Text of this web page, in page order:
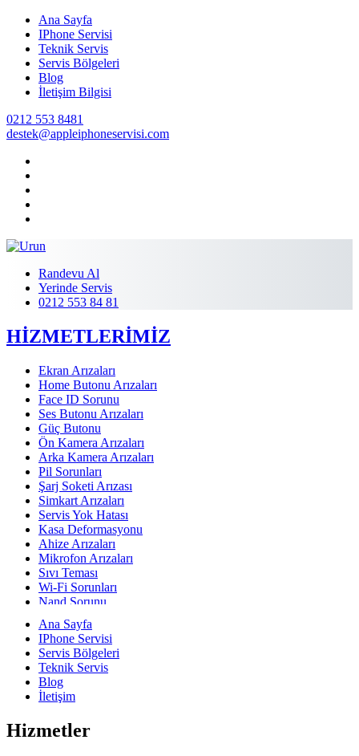
Ana Sayfa
IPhone Servisi
Teknik Servis
Servis Bölgeleri
Blog
İletişim Bilgisi
0212 553 8481
destek@appleiphoneservisi.com
Randevu Al
Yerinde Servis
0212 553 84 81
HİZMETLERİMİZ
Ekran Arızaları
Home Butonu Arızaları
Face ID Sorunu
Ses Butonu Arızaları
Güç Butonu
Ön Kamera Arızaları
Arka Kamera Arızaları
Pil Sorunları
Şarj Soketi Arızası
Simkart Arızaları
Servis Yok Hatası
Kasa Deformasyonu
Ahize Arızaları
Mikrofon Arızaları
Sıvı Teması
Wi-Fi Sorunları
Nand Sorunu
Yazılımsal Sorunlar
Yerinde Teknik Servis
Ana Sayfa
IPhone Servisi
Servis Bölgeleri
Teknik Servis
Blog
İletişim
Hizmetler